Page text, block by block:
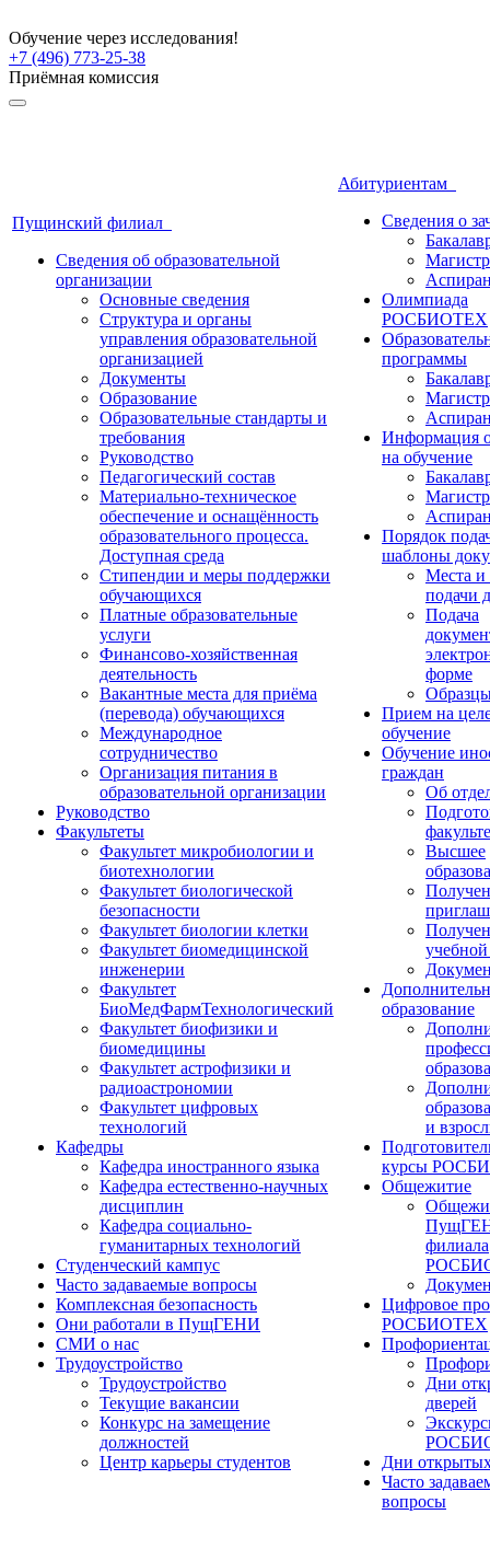
Обучение через исследования!
+7 (496) 773-25-38
Приёмная комиссия
Пущинский филиал
Сведения об образовательной
организации
Основные сведения
Структура и органы
управления образовательной
организацией
Документы
Образование
Образовательные стандарты и
требования
Руководство
Педагогический состав
Материально-техническое
обеспечение и оснащённость
образовательного процесса.
Доступная среда
Стипендии и меры поддержки
обучающихся
Платные образовательные
услуги
Финансово-хозяйственная
деятельность
Вакантные места для приёма
(перевода) обучающихся
Международное
сотрудничество
Организация питания в
образовательной организации
Руководство
Факультеты
Факультет микробиологии и
биотехнологии
Факультет биологической
безопасности
Факультет биологии клетки
Факультет биомедицинской
инженерии
Факультет
БиоМедФармТехнологический
Факультет биофизики и
биомедицины
Факультет астрофизики и
радиоастрономии
Факультет цифровых
технологий
Кафедры
Кафедра иностранного языка
Кафедра естественно-научных
дисциплин
Кафедра социально-
гуманитарных технологий
Студенческий кампус
Часто задаваемые вопросы
Комплексная безопасность
Они работали в ПущГЕНИ
СМИ о нас
Трудоустройство
Трудоустройство
Текущие вакансии
Конкурс на замещение
должностей
Центр карьеры студентов
Абитуриентам
Сведения о
Олимпиада
РОСБИОТЕХ
программы
Информация
на обучение
Порядок
шаблоны
Места и
подачи
Подача
форме
Прием на
обучение
Обучение
граждан
Об
Высшее
образование
и
курсы
Общежитие
филиала
Цифровое
РОСБИОТЕХ
Дни
дверей
Дни
Часто
вопросы